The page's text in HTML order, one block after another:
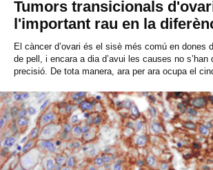
English Español
CERCAR
Tumors transicionals
l'important rau en la
El càncer d’ovari és el sisè més comú en dones
de pell, i encara a dia d’avui les causes no s’han
precisió. De tota manera, ara per ara ocupa el